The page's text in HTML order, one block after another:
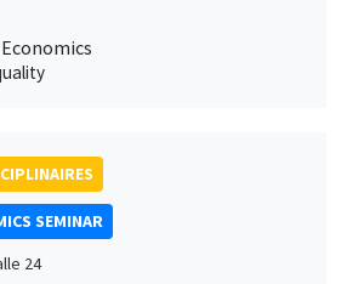
SEMINAR
24